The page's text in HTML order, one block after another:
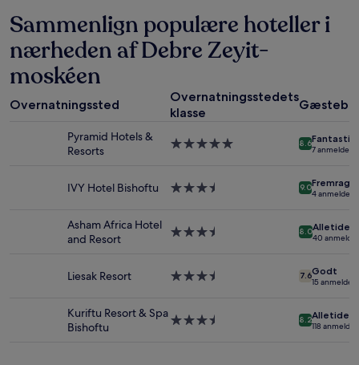
voksne
for
én
nat,
som
er
fundet
tilgængelighed
Sammenlign populære hoteller i
nærheden af Debre Zeyit-
moskéen
Overnatningssted
Overnatningsstedets
klasse
Pyramid Hotels &
Resorts
5.0-
8.6Fantastisk
7
IVY Hotel Bishoftu
3.5-
9.0
4
Asham Africa Hotel
and Resort
3.5-
8.0Alletiders
40
Liesak Resort
3.5-
7.6Godt
15
Kuriftu Resort & Spa
Bishoftu
3.5-
8.2Alletiders
118